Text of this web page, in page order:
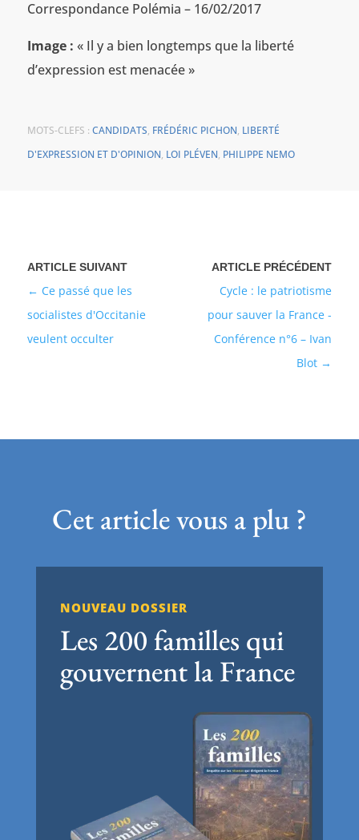
Correspondance Polémia – 16/02/2017
Image : « Il y a bien longtemps que la liberté
d’expression est menacée »
MOTS-CLEFS : CANDIDATS, FRÉDÉRIC PICHON, LIBERTÉ
D'EXPRESSION ET D'OPINION, LOI PLÉVEN, PHILIPPE NEMO
Cycle : le patriotisme
pour sauver la France -
Conférence n°6 – Ivan
Blot
Ce passé que les
socialistes d'Occitanie
veulent occulter
Cet article vous a plu ?
NOUVEAU DOSSIER
Les 200 familles qui
gouvernent la France